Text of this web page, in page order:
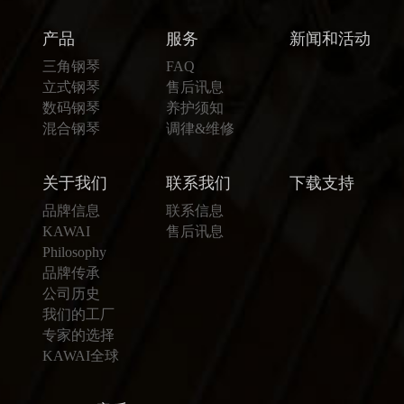
产品
三角钢琴
立式钢琴
数码钢琴
混合钢琴
服务
FAQ
售后讯息
养护须知
调律&维修
新闻和活动
关于我们
品牌信息
KAWAI
Philosophy
品牌传承
公司历史
我们的工厂
专家的选择
KAWAI全球
联系我们
联系信息
售后讯息
下载支持